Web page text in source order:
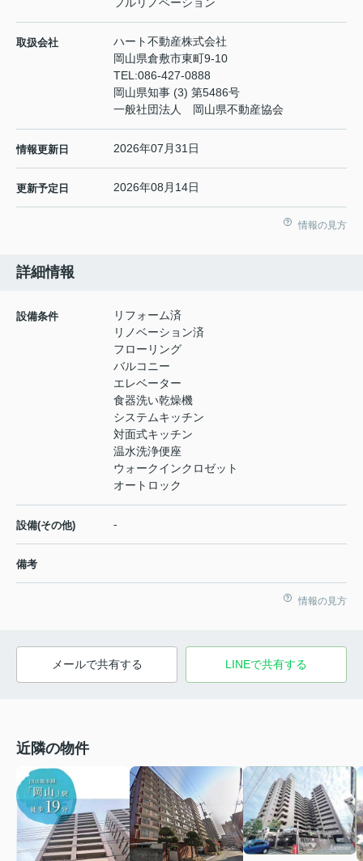
取扱会社
ハート不動産株式会社
岡山県倉敷市東町9-10
TEL:086-427-0888
岡山県知事 (3) 第5486号
一般社団法人 岡山県不動産協会
情報更新日 2026年07月31日
更新予定日 2026年08月14日
情報の見方
詳細情報
設備条件
リフォーム済
リノベーション済
フローリング
バルコニー
エレベーター
食器洗い乾燥機
システムキッチン
対面式キッチン
温水洗浄便座
ウォークインクロゼット
オートロック
設備(その他) -
備考
情報の見方
メールで共有する LINEで共有する
近隣の物件